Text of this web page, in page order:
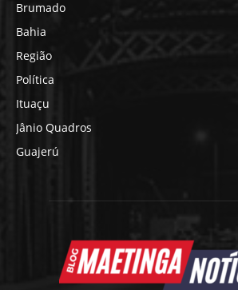
Brumado
Bahia
Região
Política
Ituaçu
Jânio Quadros
Guajerú